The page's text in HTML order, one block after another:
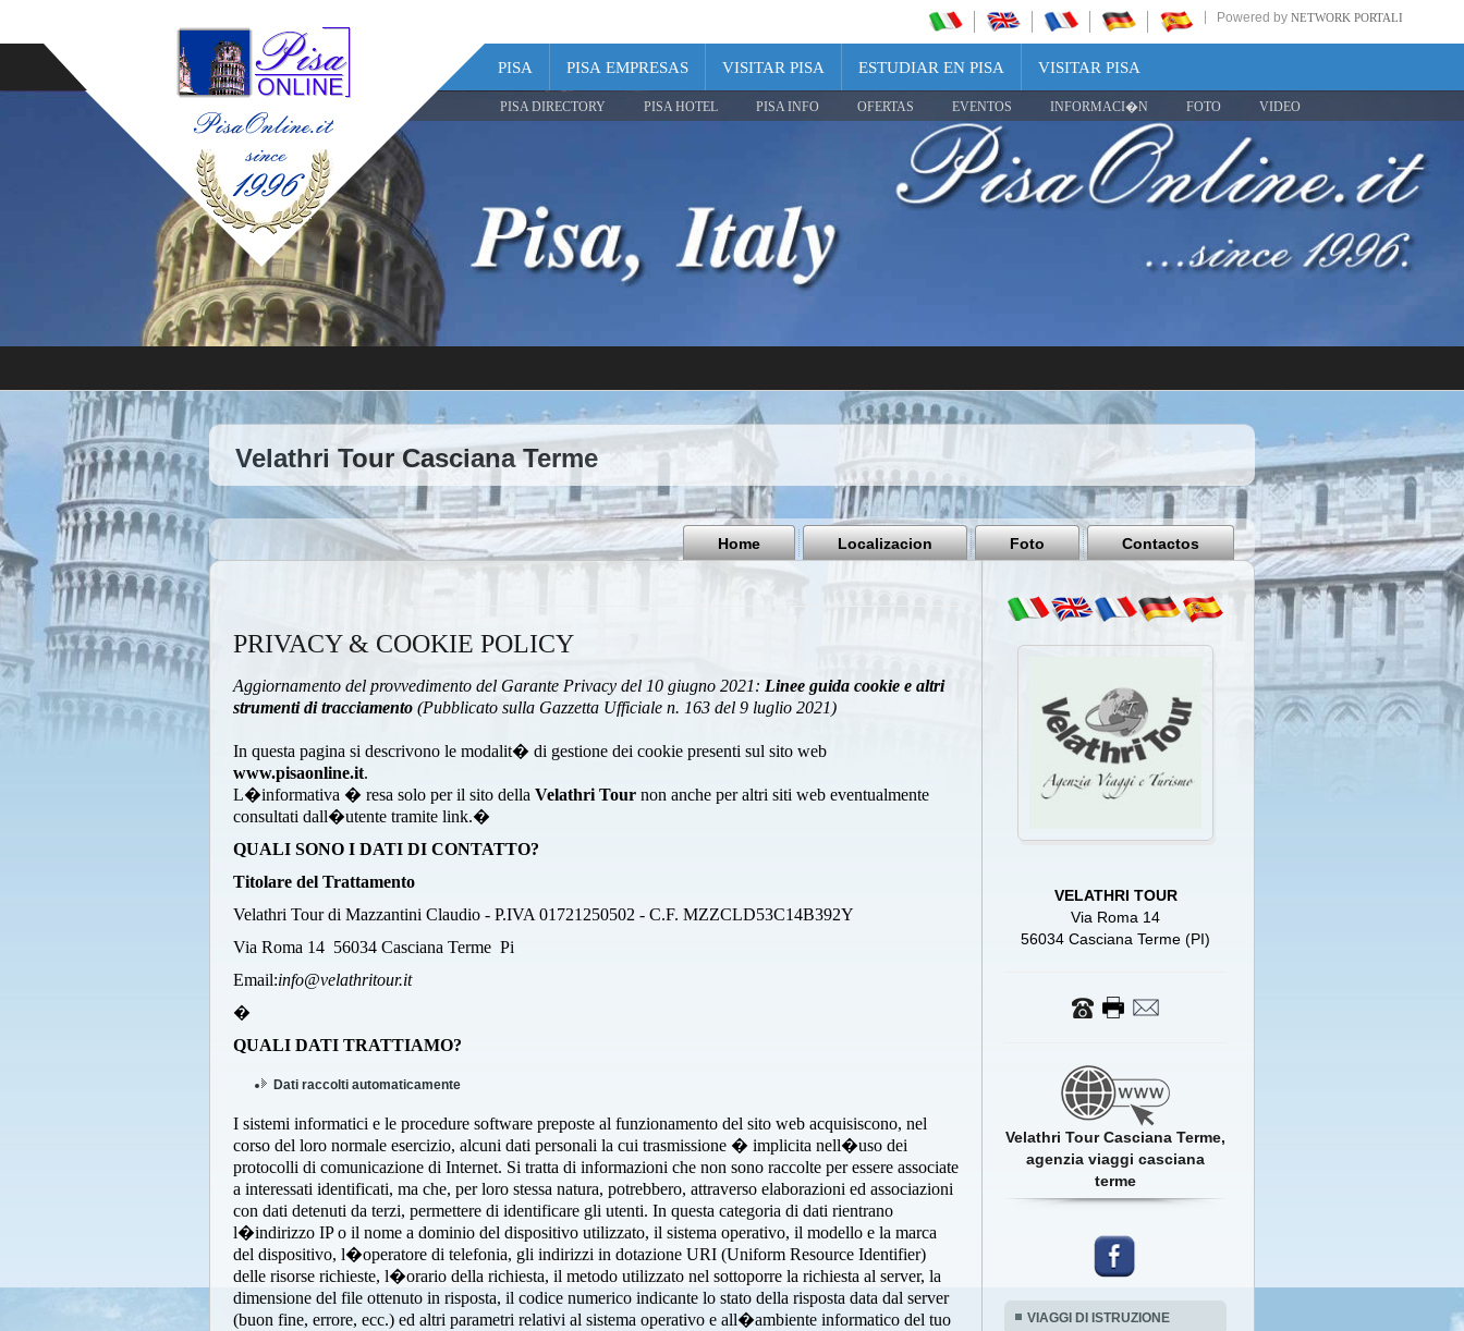
Powered by NETWORK PORTALI
PISA PISA EMPRESAS VISITAR PISA ESTUDIAR EN PISA VISITAR PISA
PISA DIRECTORY PISA HOTEL PISA INFO OFERTAS EVENTOS INFORMACI�N FOTO VIDEO
Share
Pisa
Italy
Velathri Tour Casciana Terme
Home Localizacion Foto Contactos
PRIVACY & COOKIE POLICY
Aggiornamento del provvedimento del Garante Privacy del 10 giugno 2021: Linee guida cookie e altri
strumenti di tracciamento (Pubblicato sulla Gazzetta Ufficiale n. 163 del 9 luglio 2021)
In questa pagina si descrivono le modalit� di gestione dei cookie presenti sul sito web
www.pisaonline.it.
L�informativa � resa solo per il sito della Velathri Tour non anche per altri siti web eventualmente
consultati dall�utente tramite link.�
QUALI SONO I DATI DI CONTATTO?
Titolare del Trattamento
Velathri Tour di Mazzantini Claudio - P.IVA 01721250502 - C.F. MZZCLD53C14B392Y
Via Roma 14 56034 Casciana Terme Pi
Email:info@velathritour.it
�
QUALI DATI TRATTIAMO?
Dati raccolti automaticamente
I sistemi informatici e le procedure software preposte al funzionamento del sito web acquisiscono, nel
corso del loro normale esercizio, alcuni dati personali la cui trasmissione � implicita nell�uso dei
protocolli di comunicazione di Internet. Si tratta di informazioni che non sono raccolte per essere associate
a interessati identificati, ma che, per loro stessa natura, potrebbero, attraverso elaborazioni ed associazioni
con dati detenuti da terzi, permettere di identificare gli utenti. In questa categoria di dati rientrano
l�indirizzo IP o il nome a dominio del dispositivo utilizzato, il sistema operativo, il modello e la marca
del dispositivo, l�operatore di telefonia, gli indirizzi in dotazione URI (Uniform Resource Identifier)
delle risorse richieste, l�orario della richiesta, il metodo utilizzato nel sottoporre la richiesta al server, la
dimensione del file ottenuto in risposta, il codice numerico indicante lo stato della risposta data dal server
(buon fine, errore, ecc.) ed altri parametri relativi al sistema operativo e all�ambiente informatico del tuo
VELATHRI TOUR
Via Roma 14
56034 Casciana Terme (PI)
Velathri Tour Casciana Terme,
agenzia viaggi casciana
terme
VIAGGI DI ISTRUZIONE